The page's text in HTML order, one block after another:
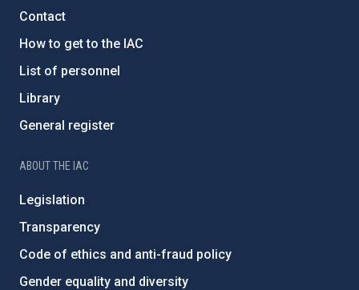
Contact
How to get to the IAC
List of personnel
Library
General register
ABOUT THE IAC
Legislation
Transparency
Code of ethics and anti-fraud policy
Gender equality and diversity